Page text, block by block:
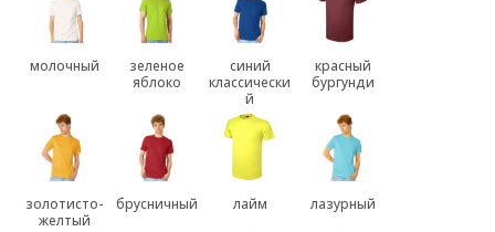
молочный
зеленое
яблоко
синий
классически
й
красный
бургунди
золотисто-
желтый
брусничный лайм лазурный